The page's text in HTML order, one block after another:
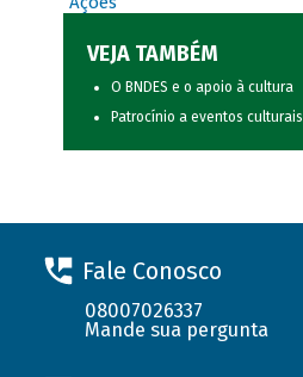
VEJA TAMBÉM
O BNDES e o apoio à cultura
Patrocínio a eventos culturais
Fale Conosco
08007026337
Mande sua pergunta